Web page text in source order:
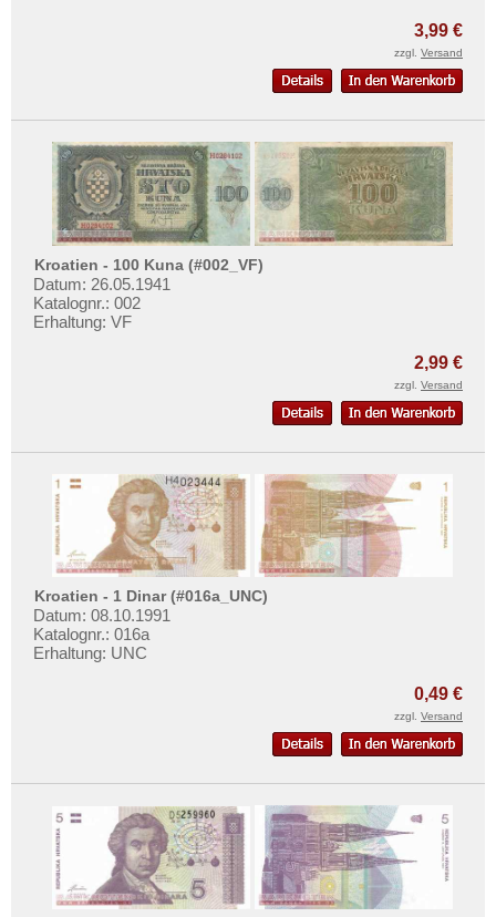
3,99 €
zzgl. Versand
Kroatien - 100 Kuna (#002_VF)
Datum: 26.05.1941
Katalognr.: 002
Erhaltung: VF
2,99 €
zzgl. Versand
Kroatien - 1 Dinar (#016a_UNC)
Datum: 08.10.1991
Katalognr.: 016a
Erhaltung: UNC
0,49 €
zzgl. Versand